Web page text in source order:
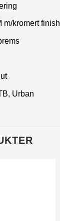
m/kromert finish
Urban